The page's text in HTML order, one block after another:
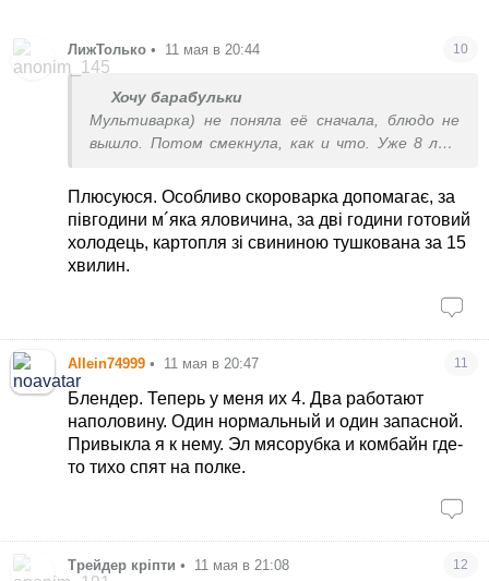
ЛижТолько • 11 мая в 20:44 10
Хочу барабульки
Мультиварка) не поняла её сначала, блюдо не
вышло. Потом смекнула, как и что. Уже 8 лет
Плюсуюся. Особливо скороварка допомагає, за
півгодини м´яка яловичина, за дві години готовий
холодець, картопля зі свининою тушкована за 15
хвилин.
Allein74999 • 11 мая в 20:47 11
Блендер. Теперь у меня их 4. Два работают
наполовину. Один нормальный и один запасной.
Привыкла я к нему. Эл мясорубка и комбайн где-
то тихо спят на полке.
Трейдер кріпти • 11 мая в 21:08 12